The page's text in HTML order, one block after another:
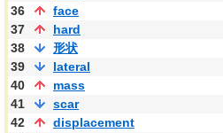
36
face
37
hard
38
形状
39
lateral
40
mass
41
scar
42
displacement